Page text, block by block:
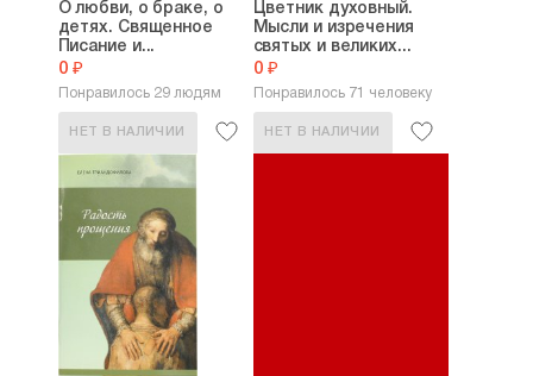
О любви, о браке, о
детях. Священное
Писание и...
0 ₽
Понравилось 29 людям
НЕТ В НАЛИЧИИ
Цветник духовный.
Мысли и изречения
святых и великих...
0 ₽
Понравилось 71 человеку
НЕТ В НАЛИЧИИ